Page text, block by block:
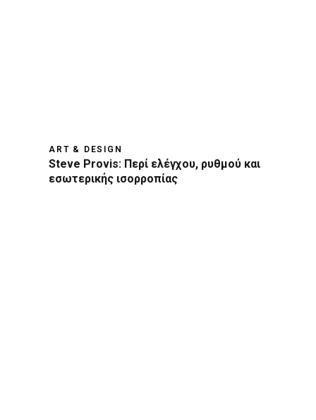
ART & DESIGN
Steve Provis: Περί ελέγχου, ρυθμού και
εσωτερικής ισορροπίας